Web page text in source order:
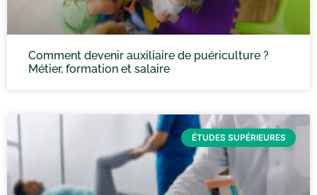
Comment devenir auxiliaire de puériculture ?
Métier, formation et salaire
ÉTUDES SUPÉRIEURES